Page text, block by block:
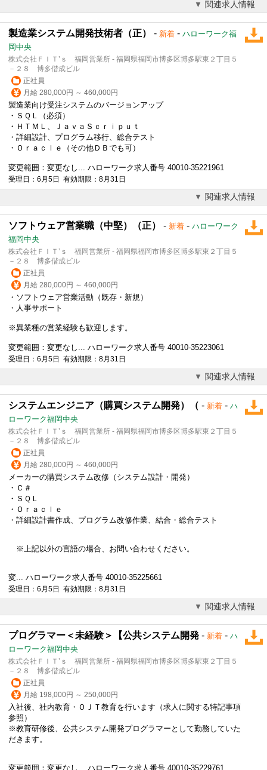
関連求人情報
製造業システム開発技術者（正） - 新着 - ハローワーク福
岡中央
株式会社ＦＩＴ’ｓ 福岡営業所 - 福岡県福岡市博多区博多駅東２丁目５
－２８ 博多偕成ビル
正社員
月給 280,000円 ～ 460,000円
製造業向け受注システムのバージョンアップ
・ＳＱＬ（必須）
・ＨＴＭＬ、ＪａｖａＳｃｒｉｐｕｔ
・詳細設計、プログラム移行、総合テスト
・Ｏｒａｃｌｅ（その他ＤＢでも可）
変更範囲：変更なし... ハローワーク求人番号 40010-35221961
受理日：6月5日 有効期限：8月31日
関連求人情報
ソフトウェア営業職（中堅）（正） - 新着 - ハローワーク
福岡中央
株式会社ＦＩＴ’ｓ 福岡営業所 - 福岡県福岡市博多区博多駅東２丁目５
－２８ 博多偕成ビル
正社員
月給 280,000円 ～ 460,000円
・ソフトウェア営業活動（既存・新規）
・人事サポート
※異業種の営業経験も歓迎します。
変更範囲：変更なし... ハローワーク求人番号 40010-35223061
受理日：6月5日 有効期限：8月31日
関連求人情報
システムエンジニア（購買システム開発）（ - 新着 - ハ
ローワーク福岡中央
株式会社ＦＩＴ’ｓ 福岡営業所 - 福岡県福岡市博多区博多駅東２丁目５
－２８ 博多偕成ビル
正社員
月給 280,000円 ～ 460,000円
メーカーの購買システム改修（システム設計・開発）
・Ｃ＃
・ＳＱＬ
・Ｏｒａｃｌｅ
・詳細設計書作成、プログラム改修作業、結合・総合テスト
※上記以外の言語の場合、お問い合わせください。
変... ハローワーク求人番号 40010-35225661
受理日：6月5日 有効期限：8月31日
関連求人情報
プログラマー＜未経験＞【公共システム開発 - 新着 - ハ
ローワーク福岡中央
株式会社ＦＩＴ’ｓ 福岡営業所 - 福岡県福岡市博多区博多駅東２丁目５
－２８ 博多偕成ビル
正社員
月給 198,000円 ～ 250,000円
入社後、社内教育・ＯＪＴ教育を行います（求人に関する特記事項
参照）
※教育研修後、公共システム開発プログラマーとして勤務していた
だきます。
変更範囲：変更なし... ハローワーク求人番号 40010-35229761